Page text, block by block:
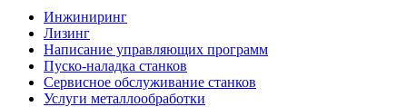
Инжиниринг
Лизинг
Написание управляющих программ
Пуско-наладка станков
Сервисное обслуживание станков
Услуги металлообработки